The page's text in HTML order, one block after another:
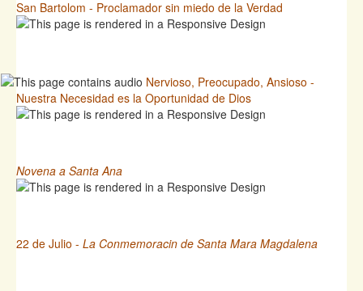
San Bartolom - Proclamador sin miedo de la Verdad
Nervioso, Preocupado, Ansioso -
Nuestra Necesidad es la Oportunidad de Dios
Novena a Santa Ana
22 de Julio - La Conmemoracin de Santa Mara Magdalena